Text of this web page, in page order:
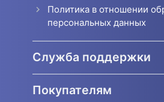
Политика в отношении
персональных данных
Служба поддержки
Покупателям